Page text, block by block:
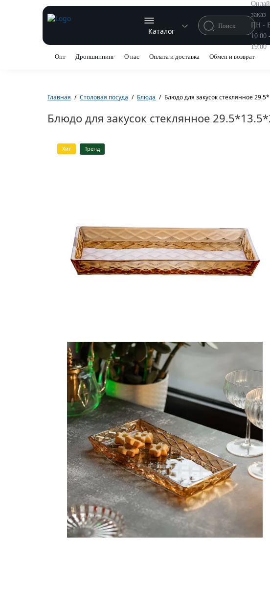
Каталог
заказ
ПН -
10:00 -
19:00
Опт Дропшиппинг О нас Оплата и доставка Обмен и возврат
Главная Столовая посуда Блюда Блюдо для закусок стеклянное
Блюдо для закусок стеклянное
Хит Тренд